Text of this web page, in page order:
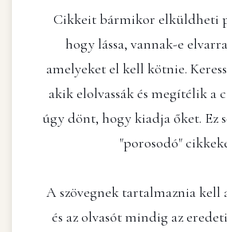
Cikkeit bármikor elküldheti
hogy lássa, vannak-e
amelyeket el kell kötnie.
akik elolvassák és megítélik
úgy dönt, hogy kiadja őket. Ez
"porosodó"
A szövegnek tartalmaznia kell
és az olvasót mindig az